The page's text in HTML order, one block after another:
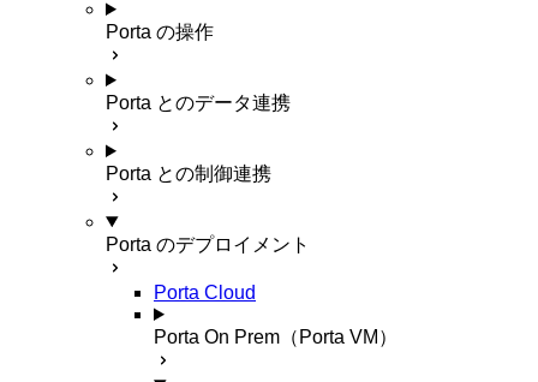
Porta の操作
Porta とのデータ連携
Porta との制御連携
Porta のデプロイメント
Porta Cloud
Porta On Prem（Porta VM）